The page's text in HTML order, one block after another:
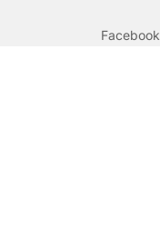
Facebook